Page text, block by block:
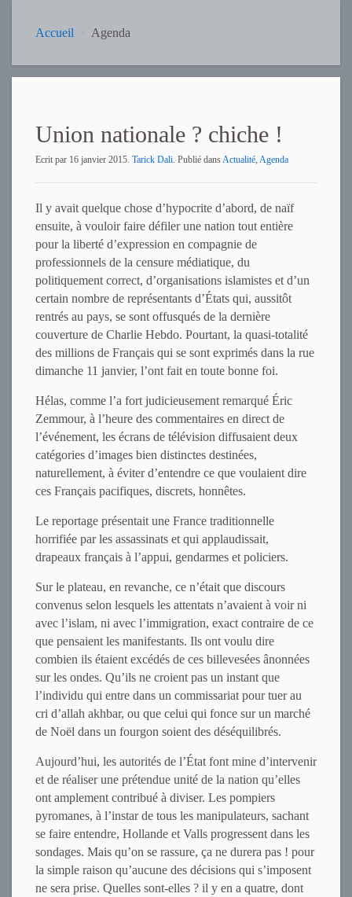
Accueil Agenda
Union nationale ? chiche !
Ecrit par 16 janvier 2015. Tarick Dali. Publié dansActualité, Agenda
Il y avait quelque chose d’hypocrite d’abord, de naïf
ensuite, à vouloir faire défiler une nation tout entière
pour la liberté d’expression en compagnie de
professionnels de la censure médiatique, du
politiquement correct, d’organisations islamistes et d’un
certain nombre de représentants d’États qui, aussitôt
rentrés au pays, se sont offusqués de la dernière
couverture de Charlie Hebdo. Pourtant, la quasi-totalité
des millions de Français qui se sont exprimés dans la rue
dimanche 11 janvier, l’ont fait en toute bonne foi.
Hélas, comme l’a fort judicieusement remarqué Éric
Zemmour, à l’heure des commentaires en direct de
l’événement, les écrans de télévision diffusaient deux
catégories d’images bien distinctes destinées,
naturellement, à éviter d’entendre ce que voulaient dire
ces Français pacifiques, discrets, honnêtes.
Le reportage présentait une France traditionnelle
horrifiée par les assassinats et qui applaudissait,
drapeaux français à l’appui, gendarmes et policiers.
Sur le plateau, en revanche, ce n’était que discours
convenus selon lesquels les attentats n’avaient à voir ni
avec l’islam, ni avec l’immigration, exact contraire de ce
que pensaient les manifestants. Ils ont voulu dire
combien ils étaient excédés de ces billevesées ânonnées
sur les ondes. Qu’ils ne croient pas un instant que
l’individu qui entre dans un commissariat pour tuer au
cri d’allah akhbar, ou que celui qui fonce sur un marché
de Noël dans un fourgon soient des déséquilibrés.
Aujourd’hui, les autorités de l’État font mine d’intervenir
et de réaliser une prétendue unité de la nation qu’elles
ont amplement contribué à diviser. Les pompiers
pyromanes, à l’instar de tous les manipulateurs, sachant
se faire entendre, Hollande et Valls progressent dans les
sondages. Mais qu’on se rassure, ça ne durera pas ! pour
la simple raison qu’aucune des décisions qui s’imposent
ne sera prise. Quelles sont-elles ? il y en a quatre, dont